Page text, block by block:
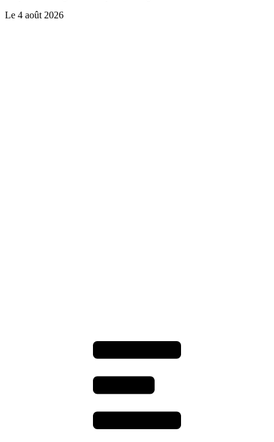
Le 4 août 2026